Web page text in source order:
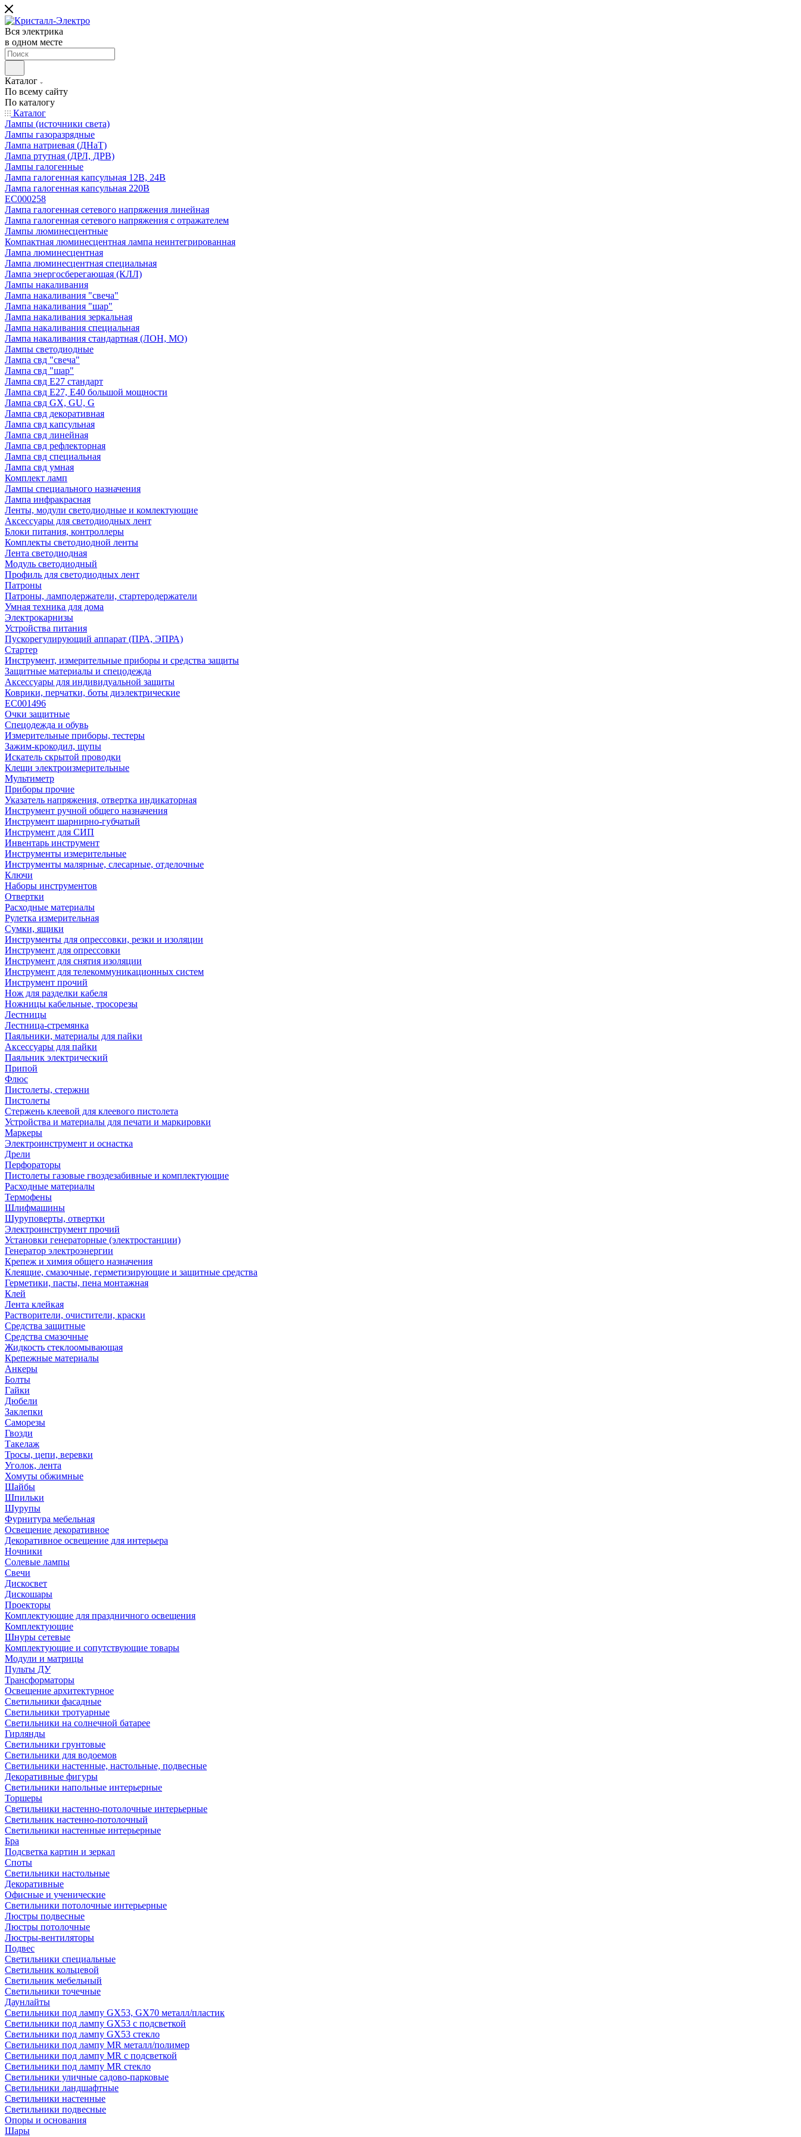
Вся электрика
в одном месте
Каталог
По всему сайту
По каталогу
Каталог
Лампы (источники света)
Лампы газоразрядные
Лампа натриевая (ДНаТ)
Лампа ртутная (ДРЛ, ДРВ)
Лампы галогенные
Лампа галогенная капсульная 12В, 24В
Лампа галогенная капсульная 220В
EC000258
Лампа галогенная сетевого напряжения линейная
Лампа галогенная сетевого напряжения с отражателем
Лампы люминесцентные
Компактная люминесцентная лампа неинтегрированная
Лампа люминесцентная
Лампа люминесцентная специальная
Лампа энергосберегающая (КЛЛ)
Лампы накаливания
Лампа накаливания "свеча"
Лампа накаливания "шар"
Лампа накаливания зеркальная
Лампа накаливания специальная
Лампа накаливания стандартная (ЛОН, МО)
Лампы светодиодные
Лампа свд "свеча"
Лампа свд "шар"
Лампа свд E27 стандарт
Лампа свд E27, Е40 большой мощности
Лампа свд GX, GU, G
Лампа свд декоративная
Лампа свд капсульная
Лампа свд линейная
Лампа свд рефлекторная
Лампа свд специальная
Лампа свд умная
Комплект ламп
Лампы специального назначения
Лампа инфракрасная
Ленты, модули светодиодные и комлектующие
Аксессуары для светодиодных лент
Блоки питания, контроллеры
Комплекты светодиодной ленты
Лента светодиодная
Модуль светодиодный
Профиль для светодиодных лент
Патроны
Патроны, ламподержатели, стартеродержатели
Умная техника для дома
Электрокарнизы
Устройства питания
Пускорегулирующий аппарат (ПРА, ЭПРА)
Стартер
Инструмент, измерительные приборы и средства защиты
Защитные материалы и спецодежда
Аксессуары для индивидуальной защиты
Коврики, перчатки, боты диэлектрические
EC001496
Очки защитные
Спецодежда и обувь
Измерительные приборы, тестеры
Зажим-крокодил, щупы
Искатель скрытой проводки
Клещи электроизмерительные
Мультиметр
Приборы прочие
Указатель напряжения, отвертка индикаторная
Инструмент ручной общего назначения
Инструмент шарнирно-губчатый
Инструмент для СИП
Инвентарь инструмент
Инструменты измерительные
Инструменты малярные, слесарные, отделочные
Ключи
Наборы инструментов
Отвертки
Расходные материалы
Рулетка измерительная
Сумки, ящики
Инструменты для опрессовки, резки и изоляции
Инструмент для опрессовки
Инструмент для снятия изоляции
Инструмент для телекоммуникационных систем
Инструмент прочий
Нож для разделки кабеля
Ножницы кабельные, тросорезы
Лестницы
Лестница-стремянка
Паяльники, материалы для пайки
Аксессуары для пайки
Паяльник электрический
Припой
Флюс
Пистолеты, стержни
Пистолеты
Стержень клеевой для клеевого пистолета
Устройства и материалы для печати и маркировки
Маркеры
Электроинструмент и оснастка
Дрели
Перфораторы
Пистолеты газовые гвоздезабивные и комплектующие
Расходные материалы
Термофены
Шлифмашины
Шуруповерты, отвертки
Электроинструмент прочий
Установки генераторные (электростанции)
Генератор электроэнергии
Крепеж и химия общего назначения
Клеящие, смазочные, герметизирующие и защитные средства
Герметики, пасты, пена монтажная
Клей
Лента клейкая
Растворители, очистители, краски
Средства защитные
Средства смазочные
Жидкость стеклоомывающая
Крепежные материалы
Анкеры
Болты
Гайки
Дюбели
Заклепки
Саморезы
Гвозди
Такелаж
Тросы, цепи, веревки
Уголок, лента
Хомуты обжимные
Шайбы
Шпильки
Шурупы
Фурнитура мебельная
Освещение декоративное
Декоративное освещение для интерьера
Ночники
Солевые лампы
Свечи
Дискосвет
Дискошары
Проекторы
Комплектующие для праздничного освещения
Комплектующие
Шнуры сетевые
Комплектующие и сопутствующие товары
Модули и матрицы
Пульты ДУ
Трансформаторы
Освещение архитектурное
Светильники фасадные
Светильники тротуарные
Светильники на солнечной батарее
Гирлянды
Светильники грунтовые
Светильники для водоемов
Светильники настенные, настольные, подвесные
Декоративные фигуры
Светильники напольные интерьерные
Торшеры
Светильники настенно-потолочные интерьерные
Светильник настенно-потолочный
Светильники настенные интерьерные
Бра
Подсветка картин и зеркал
Споты
Светильники настольные
Декоративные
Офисные и ученические
Светильники потолочные интерьерные
Люстры подвесные
Люстры потолочные
Люстры-вентиляторы
Подвес
Светильники специальные
Светильник кольцевой
Светильник мебельный
Светильники точечные
Даунлайты
Светильники под лампу GX53, GX70 металл/пластик
Светильники под лампу GX53 с подсветкой
Светильники под лампу GX53 стекло
Светильники под лампу MR металл/полимер
Светильники под лампу MR с подсветкой
Светильники под лампу MR стекло
Светильники уличные садово-парковые
Светильники ландшафтные
Светильники настенные
Светильники подвесные
Опоры и основания
Шары